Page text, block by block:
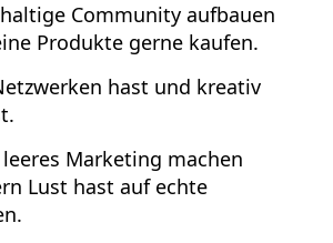
Community aufbauen
Produkte gerne kaufen.
hast und kreativ
Marketing machen
Lust hast auf echte